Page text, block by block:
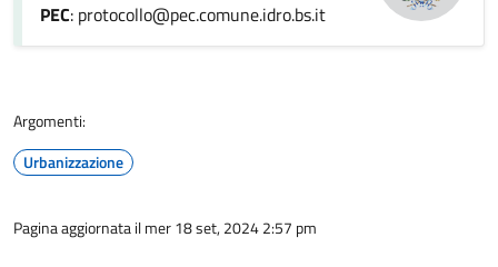
PEC: protocollo@pec.comune.idro.bs.it
Argomenti:
Urbanizzazione
Pagina aggiornata il mer 18 set, 2024 2:57 pm